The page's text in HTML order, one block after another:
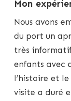
Mon
Nous avons
du port un
très
enfants avec
l’histoire et
visite a duré